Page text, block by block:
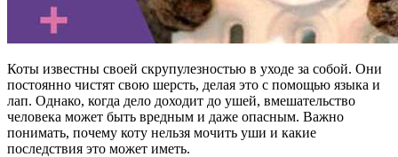
Коты известны своей скрупулезностью в уходе за собой. Они
постоянно чистят свою шерсть, делая это с помощью языка и
лап. Однако, когда дело доходит до ушей, вмешательство
человека может быть вредным и даже опасным. Важно
понимать, почему коту нельзя мочить уши и какие
последствия это может иметь.